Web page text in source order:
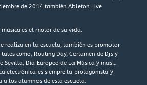
de 2014 también Ableton Live
es el motor de su vida.
realiza en la escuela, también es promotor
como, Routing Day, Certamen de Djs y
Sevilla, Día Europeo de La Música y mas…
electrónica es siempre la protagonista y
a los alumnos de esta escuela.